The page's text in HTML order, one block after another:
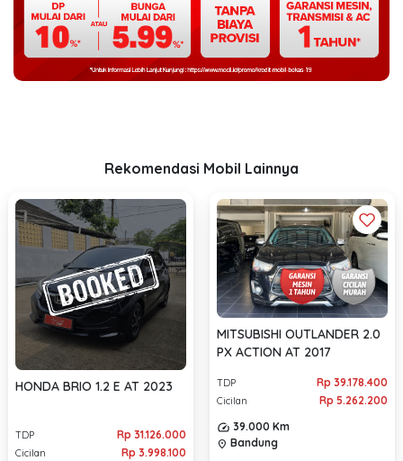
Rekomendasi Mobil Lainnya
HONDA BRIO 1.2 E AT 2023
TDP Rp 31.126.000
Cicilan
Rp 3.998.100
MITSUBISHI OUTLANDER 2.0
PX ACTION AT 2017
TDP Rp 39.178.400
Cicilan
Rp 5.262.200
39.000 Km
location_on Bandung